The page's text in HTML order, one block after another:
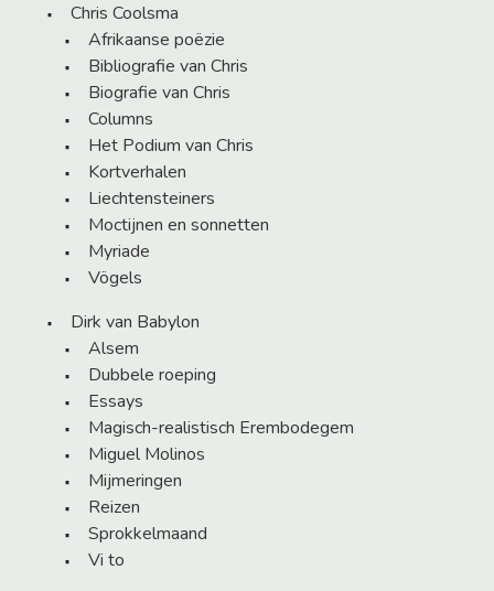
Chris Coolsma
Afrikaanse poëzie
Bibliografie van Chris
Biografie van Chris
Columns
Het Podium van Chris
Kortverhalen
Liechtensteiners
Moctijnen en sonnetten
Myriade
Vögels
Dirk van Babylon
Alsem
Dubbele roeping
Essays
Magisch-realistisch Erembodegem
Miguel Molinos
Mijmeringen
Reizen
Sprokkelmaand
Vi to